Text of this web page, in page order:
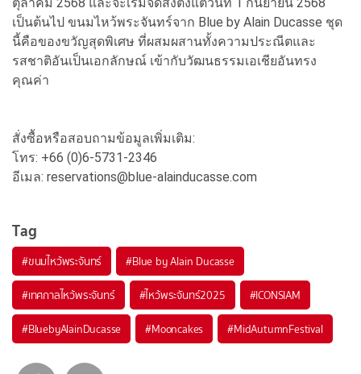
เป็นต้นไป ขนมไหว้พระจันทร์จาก Blue by Alain Ducasse ชุด
นี้คือของขวัญสุดพิเศษ ที่ผสมผสานทั้งความประณีตและ
รสชาติอันเป็นเอกลักษณ์ เข้ากับวัฒนธรรมเอเชียอันทรง
คุณค่า
สั่งซื้อหรือสอบถามข้อมูลเพิ่มเติม:
โทร: +66 (0)6-5731-2346
อีเมล: reservations@blue-alainducasse.com
Tag
#ขนมไหว้พระจันทร์ #Blue by Alain Ducasse
#เทศกาลไหว้พระจันทร์ #ไหว้พระจันทร์2025 #ICONSIAM
#BluebyAlainDucasse #Mooncakes #MidAutumnFestival